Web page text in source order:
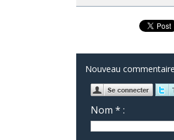
Nouveau
Nom * :